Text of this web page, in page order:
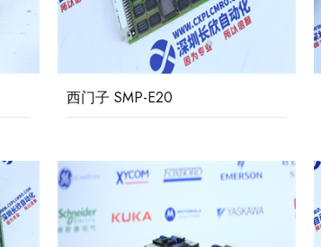
西门子 SMP-E20